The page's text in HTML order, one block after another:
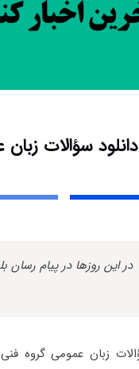
دانلود سؤالات
در این روزها در پیام رسان